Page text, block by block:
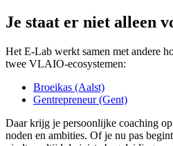
Je staat er niet alleen
Het E-Lab werkt samen met andere
twee VLAIO-ecosystemen:
Broeikas (Aalst)
Gentrepreneur (Gent)
Daar krijg je persoonlijke coaching
noden en ambities. Of je nu pas